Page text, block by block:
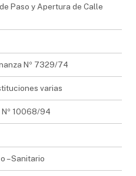
Paso y Apertura de Calle
Nº 7329/74
varias
10068/94
– Sanitario